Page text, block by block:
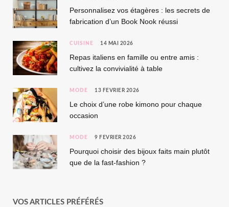
Personnalisez vos étagères : les secrets de
fabrication d’un Book Nook réussi
CUISINE 14 MAI 2026
Repas italiens en famille ou entre amis :
cultivez la convivialité à table
MODE 13 FÉVRIER 2026
Le choix d’une robe kimono pour chaque
occasion
MODE 9 FÉVRIER 2026
Pourquoi choisir des bijoux faits main plutôt
que de la fast-fashion ?
VOS ARTICLES PRÉFÉRÉS